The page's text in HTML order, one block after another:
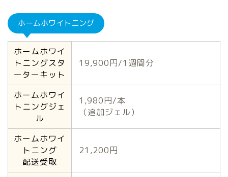
ホームホワイトニング
ホームホワイ
トニングスタ
ーターキット
19,900円/1週間分
ホームホワイ
トニングジェ
ル
1,980円/本
（追加ジェル）
ホームホワイ
トニング
配送受取
21,200円